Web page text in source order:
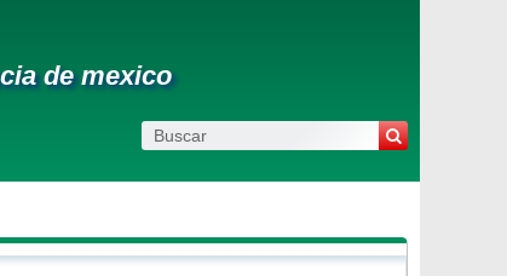
de mexico